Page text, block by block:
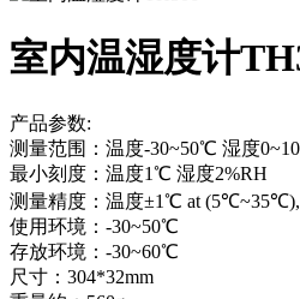
室内温湿度计
产品参数:
测量范围：温度-30~50℃ 湿度
最小刻度：温度1℃ 湿度2%RH
测量精度：温度±1℃ at
使用环境：-30~50℃
存放环境：-30~60℃
尺寸：304*32mm